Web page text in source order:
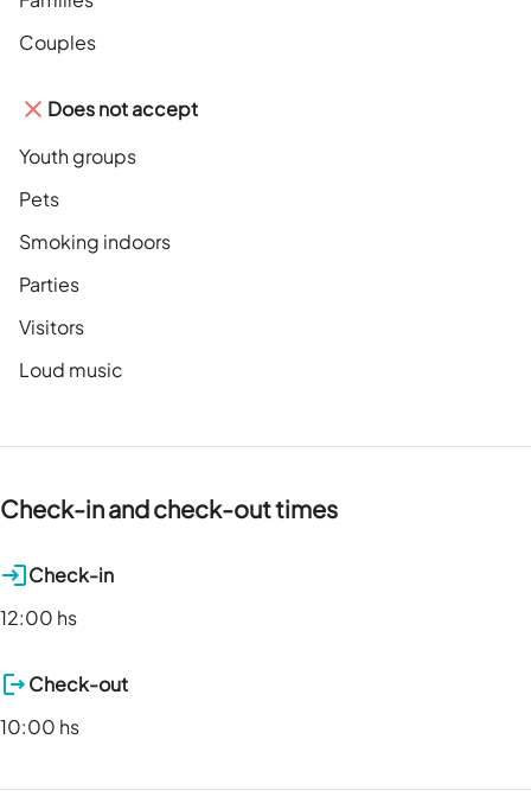
Couples
Does not accept
Youth groups
Pets
Smoking indoors
Parties
Visitors
Loud music
Check-in and check-out times
Check-in
12:00 hs
Check-out
10:00 hs